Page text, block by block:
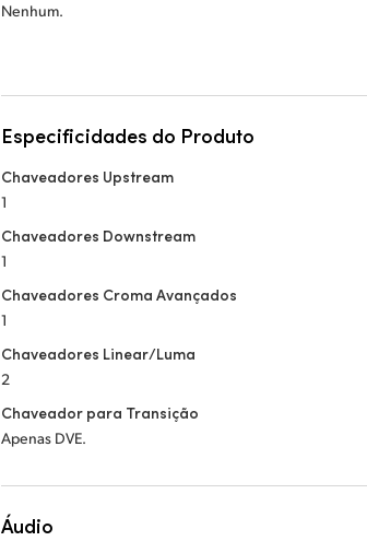
Nenhum.
Especificidades do Produto
Chaveadores Upstream
1
Chaveadores Downstream
1
Chaveadores Croma Avançados
1
Chaveadores Linear/Luma
2
Chaveador para Transição
Apenas DVE.
Áudio